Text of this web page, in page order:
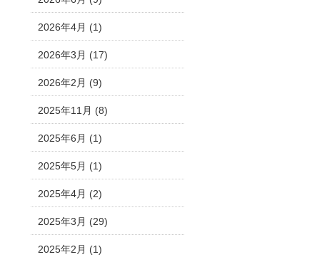
2026年4月 (1)
2026年3月 (17)
2026年2月 (9)
2025年11月 (8)
2025年6月 (1)
2025年5月 (1)
2025年4月 (2)
2025年3月 (29)
2025年2月 (1)